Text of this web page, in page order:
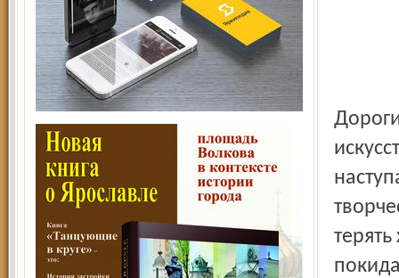
Дорогие друзья! Российская государственная библиотека